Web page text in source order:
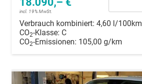
incl. 19% MwSt.
Verbrauch kombiniert: 4,60 l/100km
CO2-Klasse: C
CO2-Emissionen: 105,00 g/km